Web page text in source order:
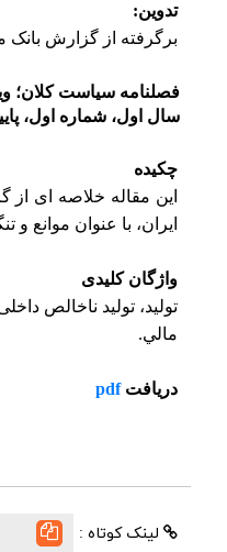
تدوين:
برگرفته از گزارش
فصلنامه سیاست کلان؛
سال اول، شماره اول، پاییز ۱۳۹۱، صص ۸۸-
چکیده
ایران، با عنوان موانع و
واژگان کلیدی
توليد، تولید ناخالص
مالي.
دریافتpdf
لینک کوتاه :